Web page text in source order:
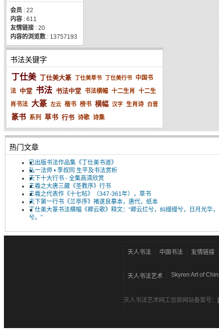
会员 : 22
内容 : 611
友情链接 : 20
内容的浏览数 : 13757193
书法关键字
丁仕美 丁仕美大篆 丁仕美草书 丁仕美行书
中国书
法 中堂 书法 书法中堂 书法横幅 十二生肖 十二生
肖书法 大篆 左云 楷书 榜书 横幅 汉字 生肖诗 白晋
篆书 系列 草书 行书 诗歌 诗集
热门文章
已出版书法作品集《丁仕美书道》
弘一法师 • 李叔同 生平及书法赏析
天下十大行书 - 全集高清欣赏
王羲之大唐三藏《圣教序》行书
王羲之代表作《十七帖》（347-361年），草书
天下第一行书《兰亭序》褚遂良摹本，唐代，纸本
丁仕美大篆书法横幅《卿云歌》释文：“卿云烂兮，纠缦缦兮，日月光华
兮。”
天人书法 中国书法 友情链接
天人书法艺术 Skyren Art of
天人书法艺术网工信部网站备案号：